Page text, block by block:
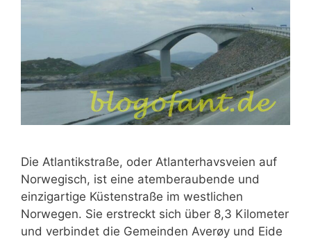
Die Atlantikstraße, oder Atlanterhavsveien auf
Norwegisch, ist eine atemberaubende und
einzigartige Küstenstraße im westlichen
Norwegen. Sie erstreckt sich über 8,3 Kilometer
und verbindet die Gemeinden Averøy und Eide